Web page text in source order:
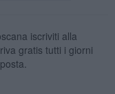
iscriviti alla
gratis tutti i giorni